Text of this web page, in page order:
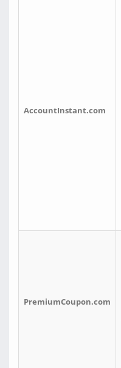
AccountInstant.com
PremiumCoupon.com